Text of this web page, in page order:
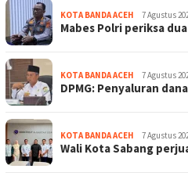
KOTA BANDA ACEH 7 Agustus
Mabes Polri periksa
KOTA BANDA ACEH 7 Agustus
DPMG: Penyaluran
KOTA BANDA ACEH 7 Agustus
Wali Kota Sabang